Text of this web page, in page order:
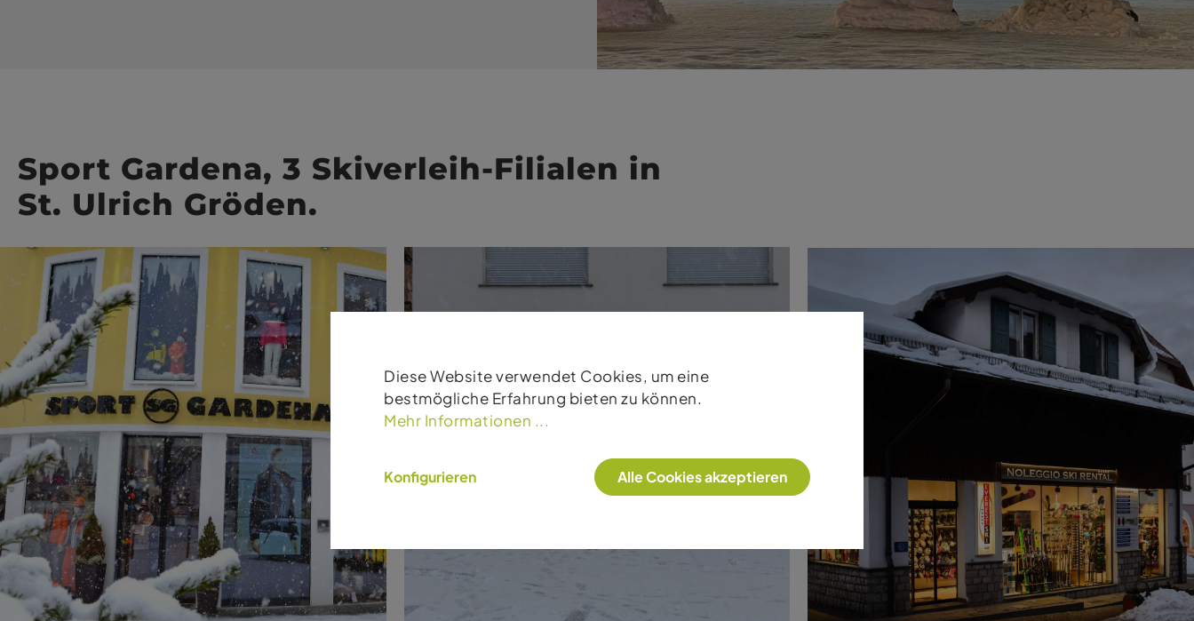
Sport Gardena, 3 Skiverleih-Filialen in
St. Ulrich Gröden.
Diese Website verwendet Cookies, um eine
bestmögliche Erfahrung bieten zu können.
Mehr Informationen ...
Konfigurieren Alle Cookies akzeptieren